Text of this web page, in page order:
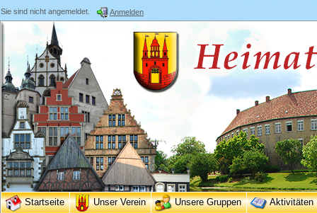
Sie sind nicht angemeldet. Anmelden
Startseite Unser Verein Unsere Gruppen Aktivitäten